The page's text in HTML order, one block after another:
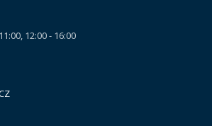
12:00 - 16:00